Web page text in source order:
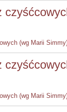
(wg Marii
(wg Marii